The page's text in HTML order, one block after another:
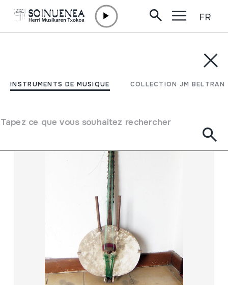
INSTRUMENTS DE MUSIQUE COLLECTION JM BELTRAN
Tapez ce que vous souhaitez rechercher
FR
COLLECTION JM BELTRAN
Filtrer